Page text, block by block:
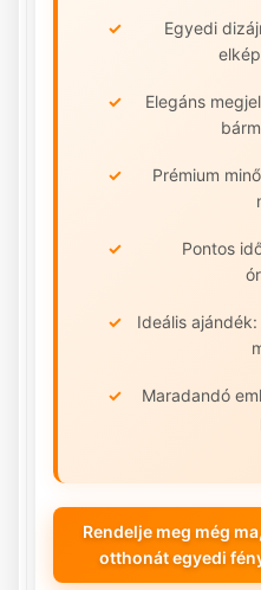
Egyedi
Elegáns
Prémium
Pontos
Ideális
Maradandó
Rendelje meg még
otthonát egyedi